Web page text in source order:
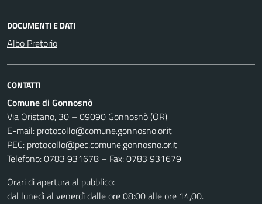
DOCUMENTI E DATI
Albo Pretorio
CONTATTI
Comune di Gonnosnò
Via Oristano, 30 – 09090 Gonnosnò (OR)
E-mail: protocollo@comune.gonnosno.or.it
PEC: protocollo@pec.comune.gonnosno.or.it
Telefono: 0783 931678 – Fax: 0783 931679
Orari di apertura al pubblico:
dal lunedì al venerdì dalle ore 08:00 alle ore 14,00.